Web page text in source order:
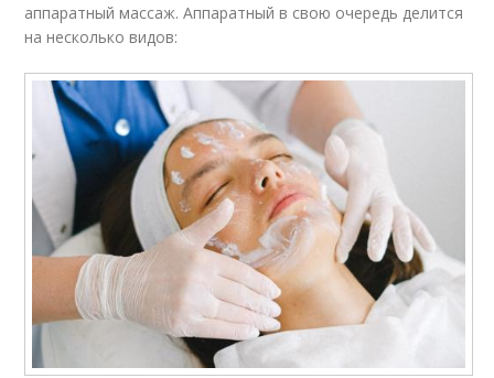
аппаратный массаж. Аппаратный в свою очередь делится
на несколько видов: